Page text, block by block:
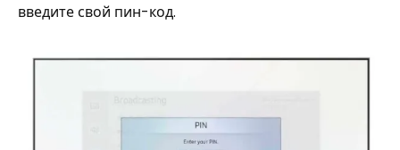
введите свой пин-код.